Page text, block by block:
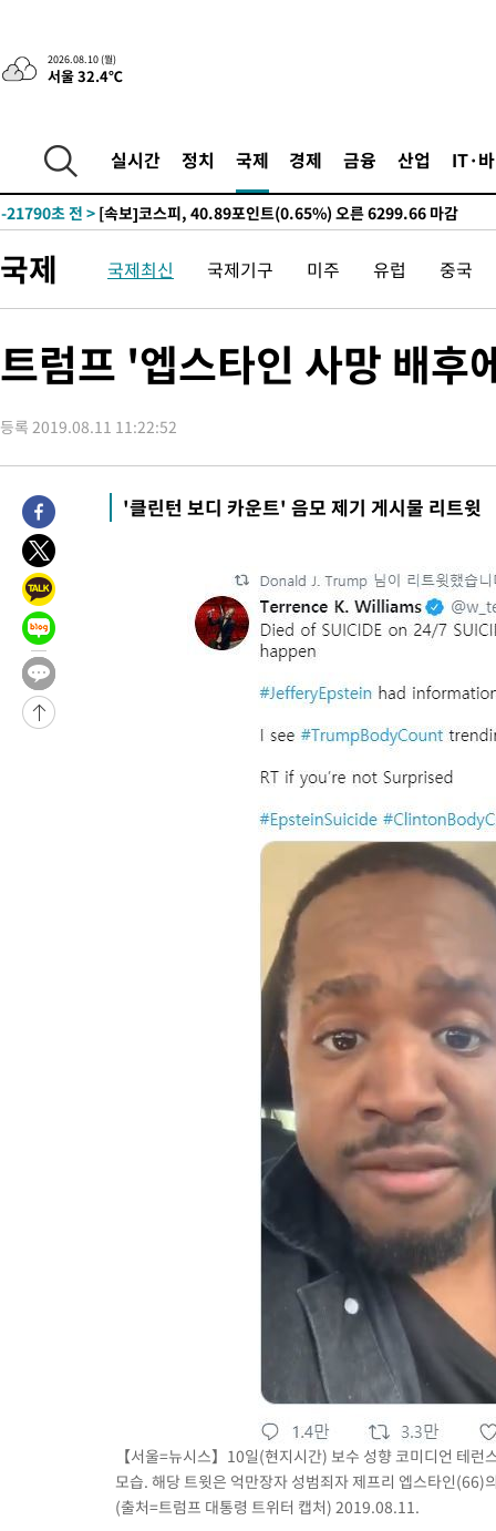
2026.08.10 (월)
서울 32.4℃
실시간 정치 국제 경제 금융 산업 IT·
평가 단축"
-28293초 전 >[속보]경찰, '내부 비리' 자진신고자 징계 감면…포상금 1억으
대-27537초 전 >누그러진 극한 폭염…'낮 최고 34도' 무더위는 이어져[내일날
-21946초 전 >
[속보]원·달러 환율, 2.3원 오른 1418.4원 마감
-21790초 전 >
-21776초 전 > [속보]코스닥, 55.66포인트(6.97%) 오른 854.47 마감
-16960초 전 >
[속보]이 대통령 "2028년 중순까지 광주 군공항 기능 다른 군
-14110초 전 >포항스틸야드 관중석 천장 석재 낙하…K리그 전구장 긴급 점검
-1236초 전 >[속보]코스닥 지수 5%대 급등에 '매수 사이드카' 발동
29분 전 >[속보]코스닥, 8.85포인트(1.11%) 오른 807.66 개장
29분 전 >[속보]코스피, 47.56포인트(0.76%) 오른 6306.33 개장
55분 전 >
[속보]지하철 1호선 상행선 용산역 무정차 통과…"집회·시위"
1시간 전 >
'낮 최고 34도' 전국 더위 지속…강원·경상권 오전 비
-31738초 전 >
-30746초 전 >
[속보]강훈식 "충청권 246조·영남권 107조 투자 프로젝트 올
-30393초 전 >
[속보]강훈식 "반도체 함께 성장 프로젝트 10년간 1조원 규모
진…상생무역금융 5조 공급"
-29945초 전 >
[속보]강훈식 "연내 메가특구특별법 제정 추진…인허가·환경
평가 단축"
-28313초 전 >
[속보]경찰, '내부 비리' 자진신고자 징계 감면…포상금 1억으
-27557초 전 >
누그러진 극한 폭염…'낮 최고 34도' 무더위는 이어져[내일날
제주 골프장서 멧돼지 출현 결국 사살…'이용객 대피'
[속보]원·달러 환율, 2.3원 오른 1418.4원 마감
[속보]코스닥, 55.66포인트(6.97%) 오른 854.47 마감
대포통장 107개로 불법도박 수익 5062억 세탁…19명 검거
[속보]이 대통령 "2028년 중순까지 광주 군공항 기능 다른 군
포항스틸야드 관중석 천장 석재 낙하…K리그 전구장 긴급 점검
[속보]'전장연 시위' 1호선 용산역 상행선 무정차 통과 종료
[속보]코스닥 지수 5%대 급등에 '매수 사이드카' 발동
[속보]원·달러 환율, 오전 9시 1410.3원
[속보]코스닥, 8.85포인트(1.11%) 오른 807.66 개장
[속보]코스피, 47.56포인트(0.76%) 오른 6306.33 개장
[속보]지하철 1호선 상행선 용산역 무정차 통과…"집회·시위"
'낮 최고 34도' 전국 더위 지속…강원·경상권 오전 비
국제 국제최신 국제기구 미주 유럽 중국
트럼프 '엡스타인 사망 배후
등록 2019.08.11 11:22:52
'클린턴 보디 카운트' 음모 제기 게시물 리트윗
【서울=뉴시스】10일(현지시간) 보수 성향 코미디언 테
모습. 해당 트윗은 억만장자 성범죄자 제프리 엡스타인(66)
(출처=트럼프 대통령 트위터 캡처) 2019.08.11.